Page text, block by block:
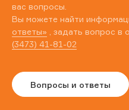
вас вопросы.
Вы можете найти
ответы» , задать вопрос в
(3473) 41-81-02
Вопросы и ответы